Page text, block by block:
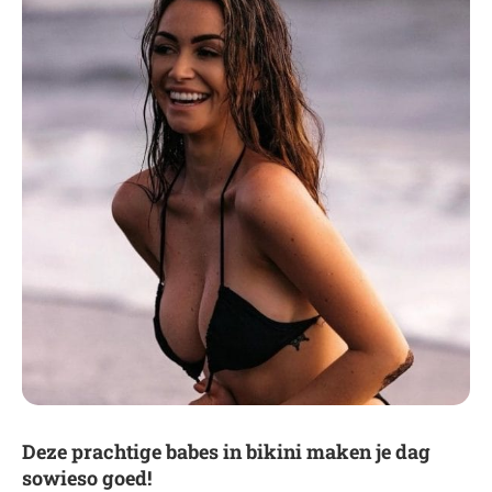
Deze prachtige babes in bikini maken je dag
sowieso goed!